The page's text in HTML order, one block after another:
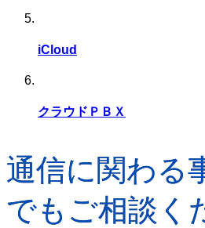
iCloud
クラウドＰＢＸ
通信に関わる
でもご相談く